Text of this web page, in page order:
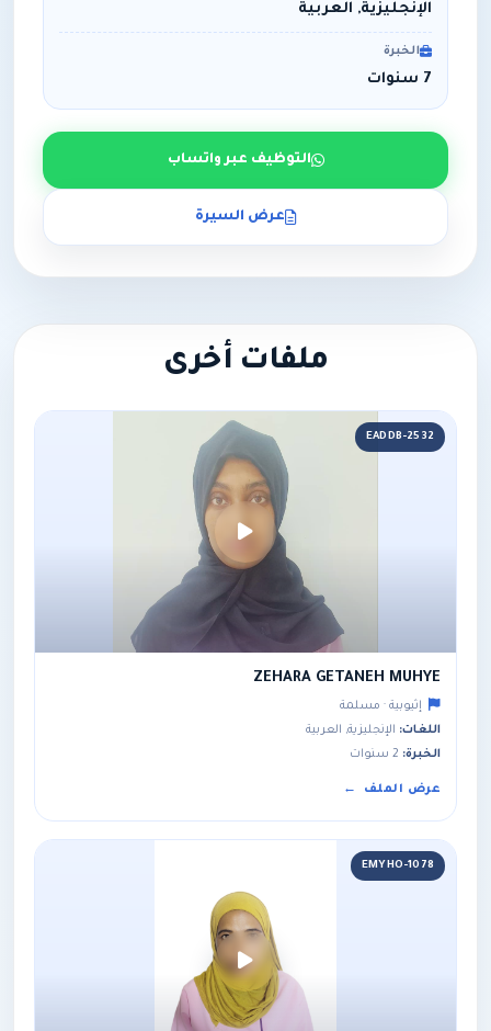
الإنجليزية, العربية
الخبرة
7 سنوات
التوظيف عبر واتساب
عرض السيرة
ملفات أخرى
EADDB-2532
ZEHARA GETANEH MUHYE
إثيوبية · مسلمة
اللغات: الإنجليزية, العربية
الخبرة:
عرض الملف
EMYHO-1078